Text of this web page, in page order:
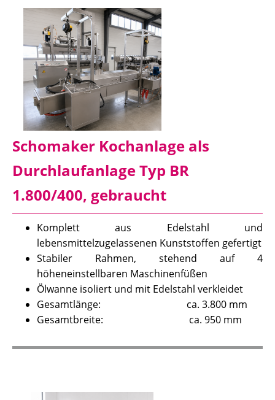
Schomaker Kochanlage als
Durchlaufanlage Typ BR
1.800/400, gebraucht
Komplett aus Edelstahl und
lebensmittelzugelassenen Kunststoffen gefertigt
Stabiler Rahmen, stehend auf 4
höheneinstellbaren Maschinenfüßen
Ölwanne isoliert und mit Edelstahl verkleidet
Gesamtlänge: ca. 3.800 mm
Gesamtbreite: ca. 950 mm